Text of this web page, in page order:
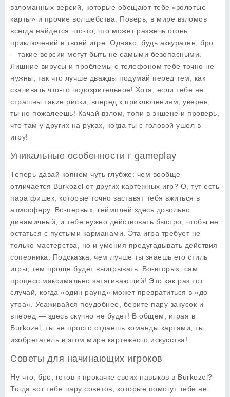
взломанных версий, которые обещают тебе «золотые
карты» и прочие волшебства. Поверь, в мире взломов
всегда найдется что-то, что может разжечь огонь
приключений в твоей игре. Однако, будь аккуратен, бро
—такие версии могут быть не самыми безопасными.
Лишние вирусы и проблемы с телефоном тебе точно не
нужны, так что лучше дважды подумай перед тем, как
скачивать что-то подозрительное! Хотя, если тебе не
страшны такие риски, вперед к приключениям, уверен,
ты не пожалеешь! Качай взлом, топи в экшене и проверь,
что там у других на руках, когда ты с головой ушел в
игру!
Уникальные особенности г gameplay
Теперь давай копнем чуть глубже: чем вообще
отличается Burkozel от других картежных игр? О, тут есть
пара фишек, которые точно заставят тебя вжиться в
атмосферу. Во-первых, геймплей здесь довольно
динамичный, и тебе нужно действовать быстро, чтобы не
остаться с пустыми карманами. Эта игра требует не
только мастерства, но и умения предугадывать действия
соперника. Подсказка: чем лучше ты знаешь его стиль
игры, тем проще будет выигрывать. Во-вторых, сам
процесс максимально затягивающий! Это как раз тот
случай, когда «один раунд» может превратиться в «до
утра». Усаживайся поудобнее, берите пару закусок и
вперед — здесь скучно не будет! В общем, играя в
Burkozel, ты не просто отдаешь команды картами, ты
изобретатель в этом мире картежного искусства!
Советы для начинающих игроков
Ну что, бро, готов к прокачке своих навыков в Burkozel?
Тогда вот тебе пару советов, которые помогут тебе не